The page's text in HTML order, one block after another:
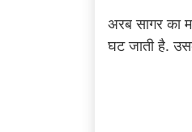
अरब सागर का
घट जाती है.